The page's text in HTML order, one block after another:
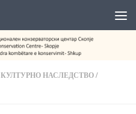
КУЛТУРНО НАСЛЕДСТВО/